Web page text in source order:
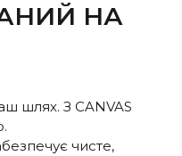
НА
шлях. З CANVAS
чисте,